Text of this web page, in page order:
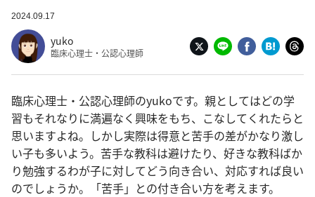
2024.09.17
yuko
臨床心理士・公認心理師
臨床心理士・公認心理師のyukoです。親としてはどの学
習もそれなりに満遍なく興味をもち、こなしてくれたらと
思いますよね。しかし実際は得意と苦手の差がかなり激し
い子も多いよう。苦手な教科は避けたり、好きな教科ばか
り勉強するわが子に対してどう向き合い、対応すれば良い
のでしょうか。「苦手」との付き合い方を考えます。